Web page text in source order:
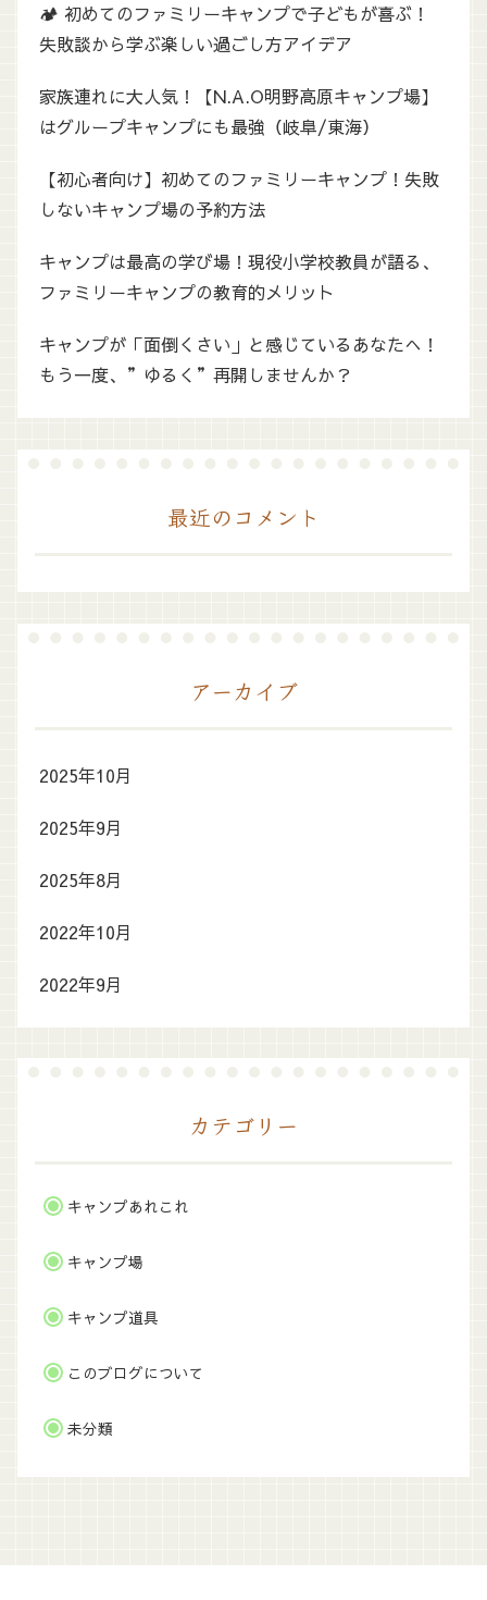
🏕️ 初めてのファミリーキャンプで子どもが喜ぶ！
失敗談から学ぶ楽しい過ごし方アイデア
家族連れに大人気！【N.A.O明野高原キャンプ場】
はグループキャンプにも最強（岐阜/東海）
【初心者向け】初めてのファミリーキャンプ！失敗
しないキャンプ場の予約方法
キャンプは最高の学び場！現役小学校教員が語る、
ファミリーキャンプの教育的メリット
キャンプが「面倒くさい」と感じているあなたへ！
もう一度、”ゆるく”再開しませんか？
最近のコメント
アーカイブ
2025年10月
2025年9月
2025年8月
2022年10月
2022年9月
カテゴリー
キャンプあれこれ
キャンプ場
キャンプ道具
このブログについて
未分類